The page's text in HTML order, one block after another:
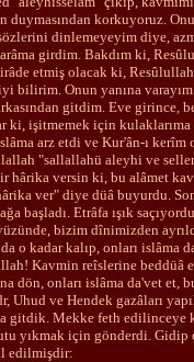
duymasından korkuyoruz.
dinlemeyeyim diye,
girdim. Bakdım ki,
etmiş olacak ki,
Onun yanına
gitdim. Eve girince,
işitmemek için kulaklarıma
arz etdi ve Kur'ân-ı
"sallallahü aleyhi ve
versin ki, bu alâmet
ver" diye düâ buyurdu.
başladı. Etrâfa ışık
bizim dînimizden
o kadar kalıp, onları islâma
Kavmin reîslerine beddüâ
dön, onları islâma da'vet et,
ve Hendek gazâları
gitdik. Mekke feth
yıkmak için gönderdi. Gidip
edilmişdir: